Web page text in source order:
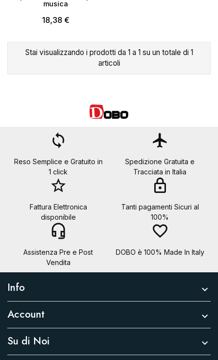
musica
18,38 €
Stai visualizzando i prodotti da 1 a 1 su un totale di 1
articoli
loop
Reso Semplice e Gratuito in
1 click
flight
Spedizione Gratuita e
Tracciata in Italia
star_border
Fattura Elettronica
disponibile
lock
Tanti pagamenti Sicuri al
100%
headset_mic
Assistenza Pre e Post
Vendita
favorite_border
DOBO è 100% Made In Italy
Info 
Account 
Su di Noi 
Crea lista dei desideri ×